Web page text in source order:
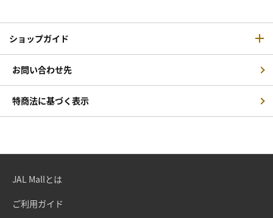
ショップガイド
お問い合わせ先
特商法に基づく表示
JAL Mallとは
ご利用ガイド